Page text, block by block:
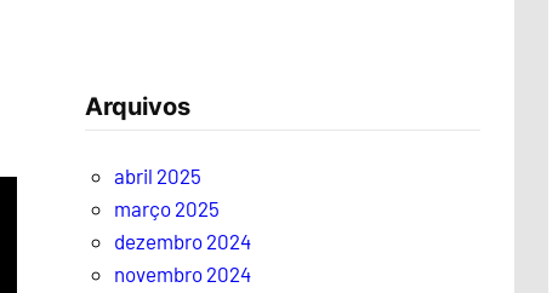
Arquivos
abril 2025
março 2025
dezembro 2024
novembro 2024